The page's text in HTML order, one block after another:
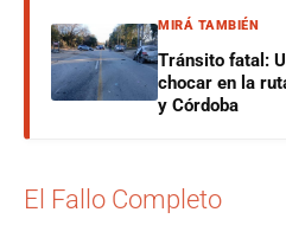
MIRÁ TAMBIÉN
Tránsito fatal:
chocar en la
y Córdoba
El Fallo Completo